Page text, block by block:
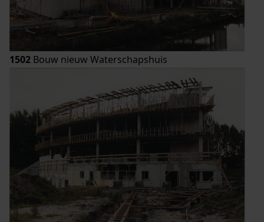
1502 Bouw nieuw Waterschapshuis